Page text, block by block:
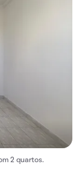
2 quartos.